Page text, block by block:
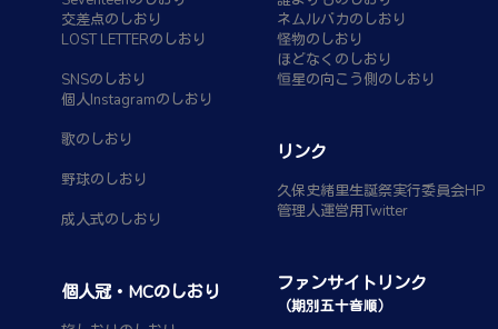
交差点のしおり
LOST LETTERのしおり
SNSのしおり
個人Instagramのしおり
歌のしおり
野球のしおり
成人式のしおり
個人冠・MCのしおり
ネムルバカのしおり
怪物のしおり
ほどなくのしおり
恒星の向こう側のしおり
リンク
久保史緒里生誕祭実行委員会HP
管理人運営用Twitter
ファンサイトリンク
（期別五十音順）